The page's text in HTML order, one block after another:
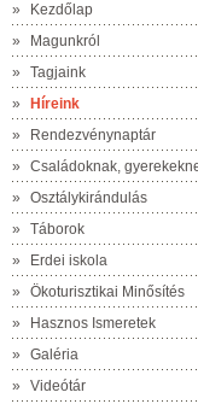
»
Kezdőlap
»
Magunkról
»
Tagjaink
»
Híreink
»
Rendezvénynaptár
»
Családoknak,
»
Osztálykirándulás
»
Táborok
»
Erdei iskola
»
Ökoturisztikai Minősítés
»
Hasznos Ismeretek
»
Galéria
»
Videótár